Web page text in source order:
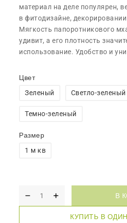
материал на деле популярен,
в фитодизайне,
Мягкость папоротникового
удивит, а его плотность
использование. Удобство и
Цвет
Зеленый
Светло-зеленый
Темно-зеленый
Размер
1 м кв
В
КУПИТЬ В